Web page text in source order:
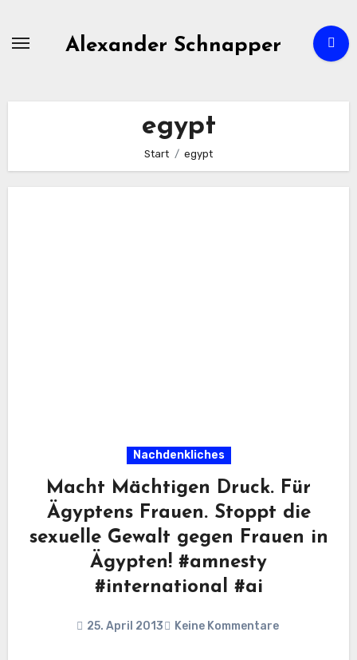
Alexander Schnapper
egypt
Start egypt
Nachdenkliches
Macht Mächtigen Druck. Für
Ägyptens Frauen. Stoppt die
sexuelle Gewalt gegen Frauen in
Ägypten! #amnesty
#international #ai
25. April 2013 Keine Kommentare